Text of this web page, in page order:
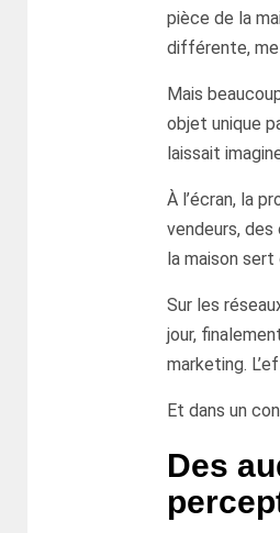
pièce de la
différente,
Mais
objet unique
laissait
À l’écran, la
vendeurs,
la maison
Sur les
jour,
marketing.
Et dans un
Des